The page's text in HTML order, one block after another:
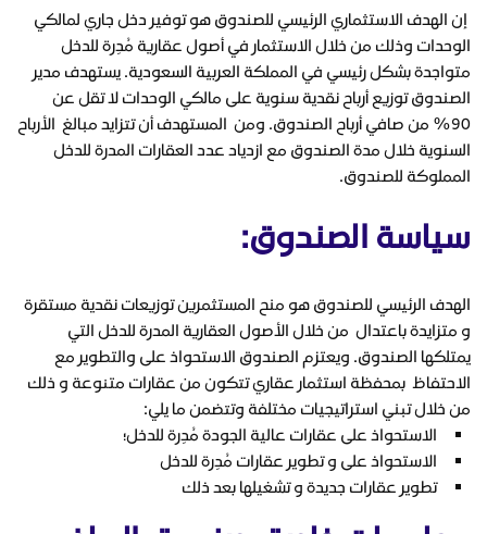
إن الهدف الاستثماري الرئيسي للصندوق هو توفير دخل جاري لمالكي
الوحدات وذلك من خلال الاستثمار في أصول عقارية مُدِرة للدخل
متواجدة بشكل رئيسي في المملكة العربية السعودية. يستهدف مدير
الصندوق توزيع أرباح نقدية سنوية على مالكي الوحدات لا تقل عن
90٪ من صافي أرباح الصندوق. ومن المستهدف أن تتزايد مبالغ الأرباح
السنوية خلال مدة الصندوق مع ازدياد عدد العقارات المدرة للدخل
المملوكة للصندوق.
سياسة الصندوق:
الهدف الرئيسي للصندوق هو منح المستثمرين توزيعات نقدية مستقرة
و متزايدة باعتدال من خلال الأصول العقارية المدرة للدخل التي
يمتلكها الصندوق. ويعتزم الصندوق الاستحواذ على والتطوير مع
الاحتفاظ بمحفظة استثمار عقاري تتكون من عقارات متنوعة و ذلك
من خلال تبني استراتيجيات مختلفة وتتضمن ما يلي:
الاستحواذ على عقارات عالية الجودة مُدِرة للدخل؛
الاستحواذ على و تطوير عقارات مُدِرة للدخل
تطوير عقارات جديدة و تشغيلها بعد ذلك